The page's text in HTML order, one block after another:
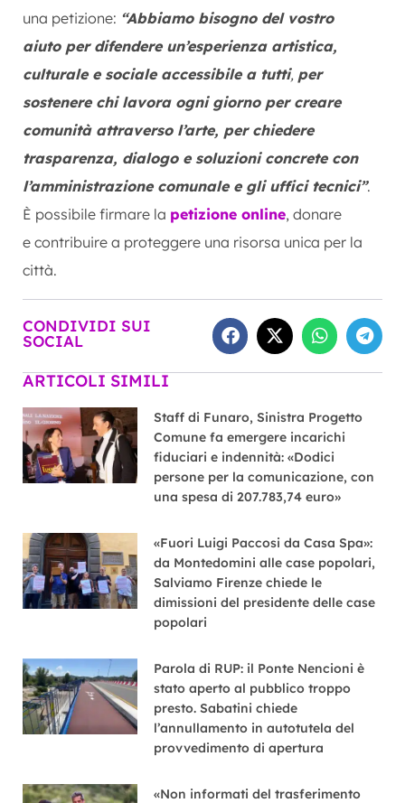
una petizione: “Abbiamo bisogno del vostro
aiuto per difendere un’esperienza artistica,
culturale e sociale accessibile a tutti, per
sostenere chi lavora ogni giorno per creare
comunità attraverso l’arte, per chiedere
trasparenza, dialogo e soluzioni concrete con
l’amministrazione comunale e gli uffici tecnici”.
È possibile firmare la petizione online, donare
e contribuire a proteggere una risorsa unica per la
città.
CONDIVIDI SUI
SOCIAL
ARTICOLI SIMILI
Staff di Funaro, Sinistra Progetto
Comune fa emergere incarichi
fiduciari e indennità: «Dodici
persone per la comunicazione, con
una spesa di 207.783,74 euro»
«Fuori Luigi Paccosi da Casa Spa»:
da Montedomini alle case popolari,
Salviamo Firenze chiede le
dimissioni del presidente delle case
popolari
Parola di RUP: il Ponte Nencioni è
stato aperto al pubblico troppo
presto. Sabatini chiede
l’annullamento in autotutela del
provvedimento di apertura
«Non informati del trasferimento